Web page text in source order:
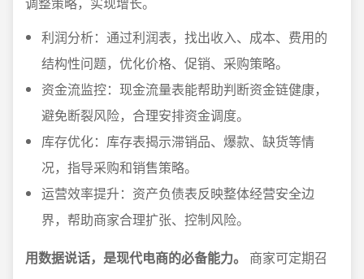
利润分析：通过利润表，找出收入、成本、费用的
结构性问题，优化价格、促销、采购策略。
资金流监控：现金流量表能帮助判断资金链健康，
避免断裂风险，合理安排资金调度。
库存优化：库存表揭示滞销品、爆款、缺货等情
况，指导采购和销售策略。
运营效率提升：资产负债表反映整体经营安全边
界，帮助商家合理扩张、控制风险。
用数据说话，是现代电商的必备能力。
商家可定期召